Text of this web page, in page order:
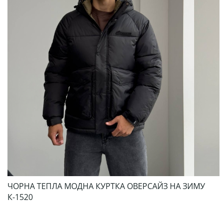
ЧОРНА ТЕПЛА МОДНА КУРТКА ОВЕРСАЙЗ НА ЗИМУ
К-1520